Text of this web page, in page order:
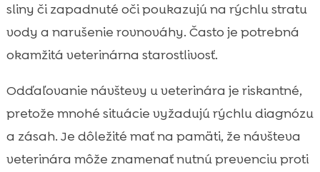
sliny či zapadnuté oči poukazujú na rýchlu stratu
vody a narušenie rovnováhy. Často je potrebná
okamžitá veterinárna starostlivosť.
Odďaľovanie návštevy u veterinára je riskantné,
pretože mnohé situácie vyžadujú rýchlu diagnózu
a zásah. Je dôležité mať na pamäti, že návšteva
veterinára môže znamenať nutnú prevenciu proti